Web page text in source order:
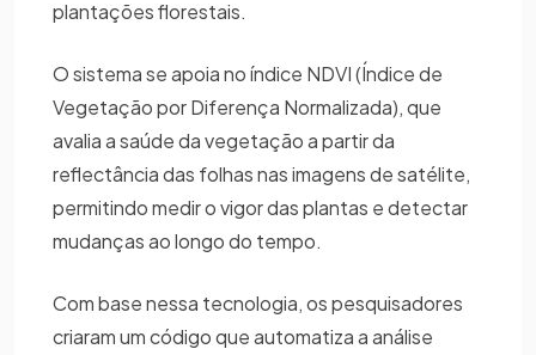
plantações florestais.
O sistema se apoia no índice NDVI (Índice de
Vegetação por Diferença Normalizada), que
avalia a saúde da vegetação a partir da
reflectância das folhas nas imagens de satélite,
permitindo medir o vigor das plantas e detectar
mudanças ao longo do tempo.
Com base nessa tecnologia, os pesquisadores
criaram um código que automatiza a análise